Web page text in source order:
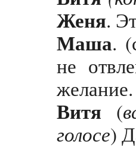
Женя.
Маша.
не
желание.
Витя (
голосе)